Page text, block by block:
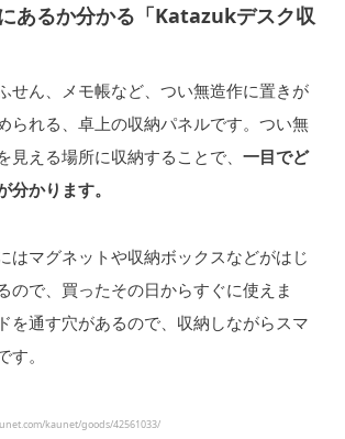
あるか分かる「Katazukデスク収
せん、メモ帳など、つい無造作に置きが
られる、卓上の収納パネルです。つい無
見える場所に収納することで、 一目でど
分かります。
はマグネットや収納ボックスなどがはじ
ので、買ったその日からすぐに使えま
を通す穴があるので、収納しながらスマ
。
kaunet/goods/42561033/